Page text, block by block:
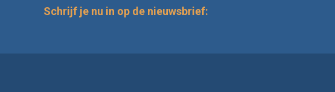
Schrijf je nu in op de nieuwsbrief: